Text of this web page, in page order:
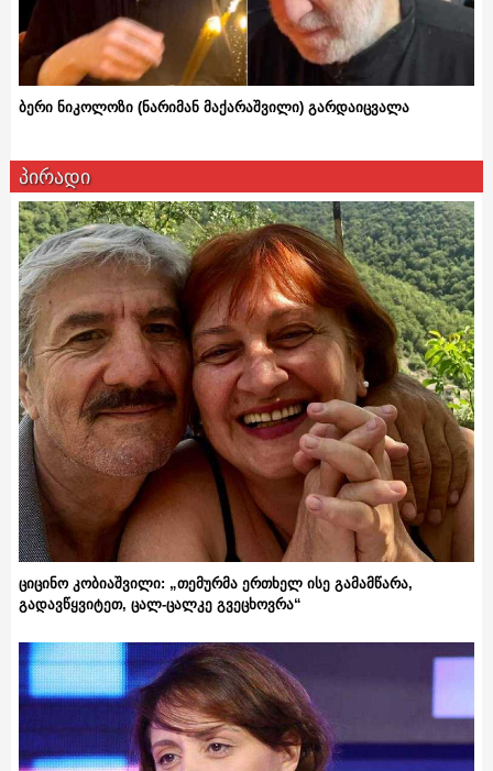
ბერი ნიკოლოზი (ნარიმან მაქარაშვილი) გარდაიცვალა
პირადი
ციცინო კობიაშვილი: „თემურმა ერთხელ ისე გამამწარა,
გადავწყვიტეთ, ცალ-ცალკე გვეცხოვრა“